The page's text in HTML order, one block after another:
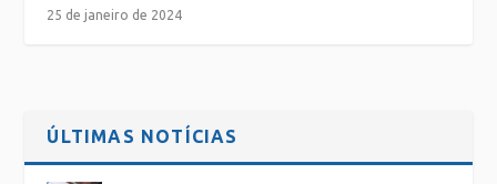
25 de janeiro de 2024
ÚLTIMAS NOTÍCIAS